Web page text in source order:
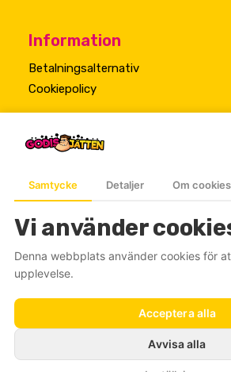
Samtycke Detaljer Om cookies
Vi använder
Denna webbplats använder cookies för
upplevelse.
Acceptera alla
Avvisa alla
Information
Betalningsalternativ
Cookiepolicy
© 2026 Godisjätten. All rights